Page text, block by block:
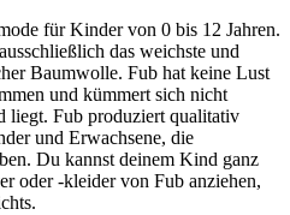
für Kinder von 0 bis 12 Jahren.
das weichste und
Baumwolle. Fub hat keine Lust
und kümmert sich nicht
liegt. Fub produziert qualitativ
und Erwachsene, die
Du kannst deinem Kind ganz
oder -kleider von Fub anziehen,